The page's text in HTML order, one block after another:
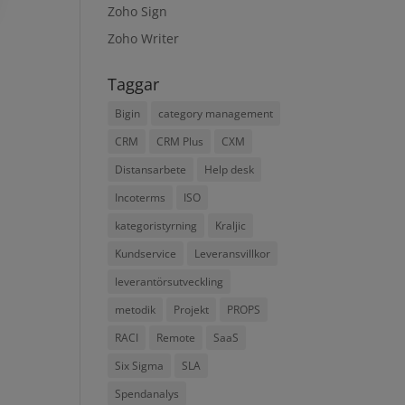
Zoho Sign
Zoho Writer
Taggar
Bigin
category management
CRM
CRM Plus
CXM
Distansarbete
Help desk
Incoterms
ISO
kategoristyrning
Kraljic
Kundservice
Leveransvillkor
leverantörsutveckling
metodik
Projekt
PROPS
RACI
Remote
SaaS
Six Sigma
SLA
Spendanalys